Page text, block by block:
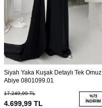
Siyah Yaka Kuşak Detaylı Tek Omuz
Abiye 0801099.01
17.249,99TL
4.699,99 TL
%73
İNDIRIM